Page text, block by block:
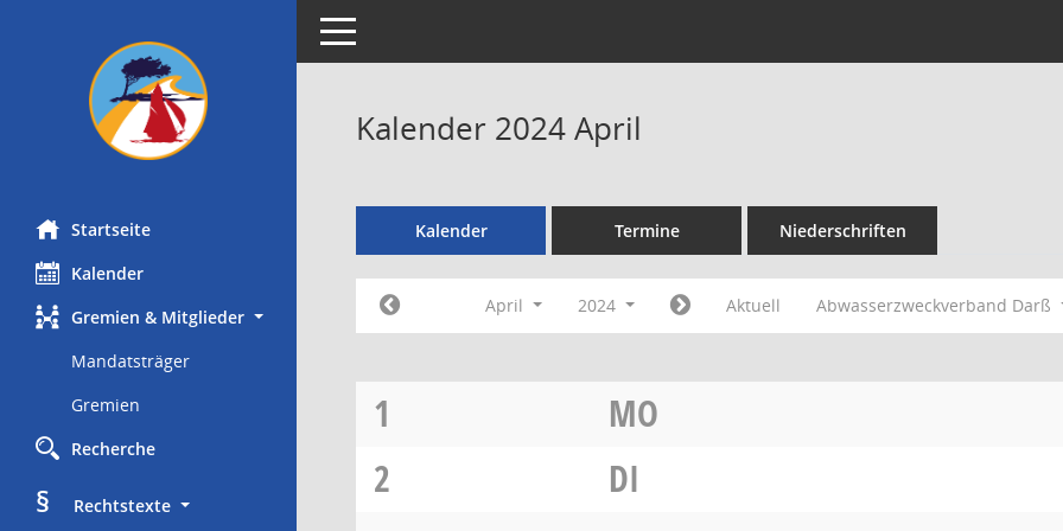
Startseite
Kalender
Gremien & Mitglieder
Mandatsträger
Gremien
Recherche
§
     Rechtstexte
Toggle navigation
Kalender 2024 April
Kalender Termine Niederschriften
April 2024 Aktuell Abwasserzweckverband Darß
1
MO
2
DI